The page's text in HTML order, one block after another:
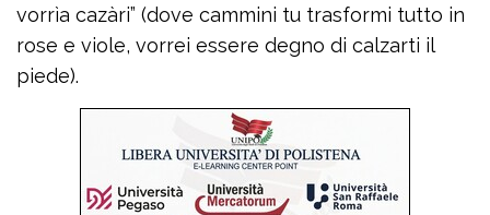
vorrìa cazàri” (dove cammini tu trasformi tutto in
rose e viole, vorrei essere degno di calzarti il
piede).